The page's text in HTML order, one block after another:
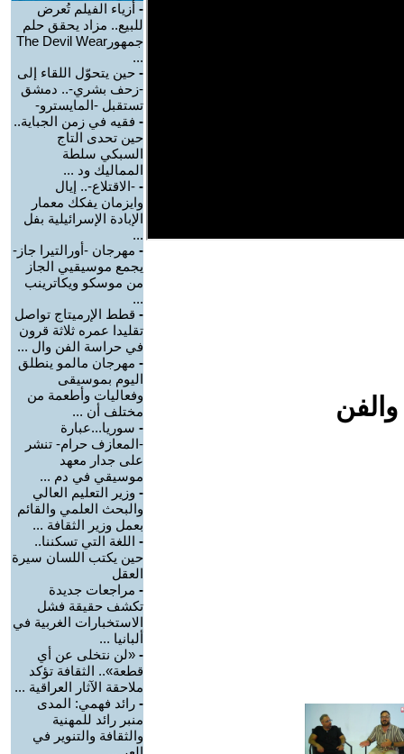
- أزياء الفيلم تُعرض
للبيع.. مزاد يحقق حلم
جمهورThe Devil Wear
...
- حين يتحوّل اللقاء إلى
-زحف بشري-.. دمشق
تستقبل -المايسترو-
- فقيه في زمن الجباية..
حين تحدى التاج
السبكي سلطة
المماليك ود ...
- -الاقتلاع-.. إيال
وايزمان يفكك معمار
الإبادة الإسرائيلية بفل
...
- مهرجان -أورالتيرا جاز-
يجمع موسيقيي الجاز
من موسكو ويكاترينب
...
- قطط الإرميتاج تواصل
تقليدا عمره ثلاثة قرون
في حراسة الفن وال ...
- مهرجان مالمو ينطلق
اليوم بموسيقى
وفعاليات وأطعمة من
مختلف أن ...
- سوريا...عبارة
-المعازف حرام- تنشر
على جدار معهد
موسيقي في دم ...
- وزير التعليم العالي
والبحث العلمي والقائم
بعمل وزير الثقافة ...
- اللغة التي تسكننا..
حين يكتب اللسان سيرة
العقل
- مراجعات جديدة
تكشف حقيقة فشل
الاستخبارات الغربية في
ألبانيا ...
- «لن نتخلى عن أي
قطعة».. الثقافة تؤكد
ملاحقة الآثار العراقية ...
- رائد فهمي: المدى
منبر رائد للمهنية
والثقافة والتنوير في